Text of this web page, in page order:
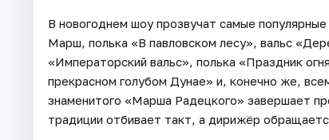
В новогоднем шоу прозвучат самые
Марш, полька «В павловском лесу», вальс
«Императорский вальс», полька «Праздник
прекрасном голубом Дунае» и, конечно же,
знаменитого «Марша Радецкого» завершает
традиции отбивает такт, а дирижёр